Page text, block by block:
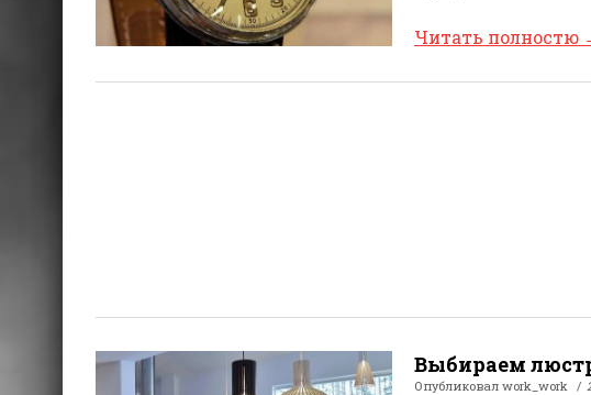
Читать полностю
Выбираем
Опубликовал work_work